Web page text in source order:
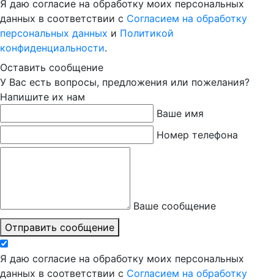
Я даю согласие на обработку моих персональных
данных в соответствии с Согласием на обработку
персональных данных и Политикой
конфиденциальности.
Оставить сообщение
У Вас есть вопросы, предложения или пожелания?
Напишите их нам
Ваше имя
Номер телефона
Ваше сообщение
Отправить сообщение
Я даю согласие на обработку моих персональных
данных в соответствии с Согласием на обработку